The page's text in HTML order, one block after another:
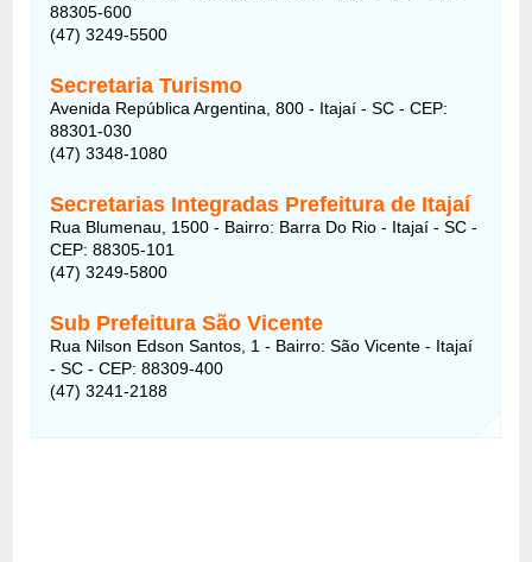
88305-600
(47) 3249-5500
Secretaria Turismo
Avenida República Argentina, 800 - Itajaí - SC - CEP:
88301-030
(47) 3348-1080
Secretarias Integradas Prefeitura de Itajaí
Rua Blumenau, 1500 - Bairro: Barra Do Rio - Itajaí - SC -
CEP: 88305-101
(47) 3249-5800
Sub Prefeitura São Vicente
Rua Nilson Edson Santos, 1 - Bairro: São Vicente - Itajaí
- SC - CEP: 88309-400
(47) 3241-2188